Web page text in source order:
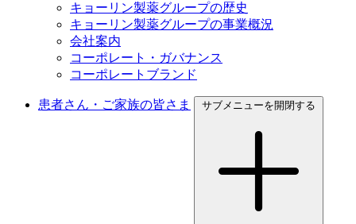
キョーリン製薬グループの歴史
キョーリン製薬グループの事業概況
会社案内
コーポレート・ガバナンス
コーポレートブランド
患者さん・ご家族の皆さま サブメニューを開閉する